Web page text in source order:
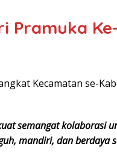
Pramuka
Kecamatan se-
semangat kolaborasi
mandiri, dan berdaya